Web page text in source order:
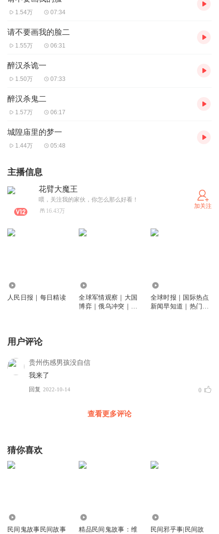
1.54万 07:34
请不要画我的脸二
1.55万 06:31
醉汉杀诡一
1.50万 07:33
醉汉杀鬼二
1.57万 06:17
城隍庙里的梦一
1.44万 05:48
主播信息
花臂大魔王
喂，关注我的家伙，你怎么那么好看！
16.43万
加关注
人民日报｜每日精读
全球军情观察｜大国
博弈｜俄乌冲突｜中
全球时报｜国际热点
新闻早知道｜热门话
用户评论
贵州伤感男孩没自信
我来了
回复 2022-10-14 0
查看更多评论
猜你喜欢
民间鬼故事民间故事
精品民间鬼故事：维
民间邪乎事|民间故